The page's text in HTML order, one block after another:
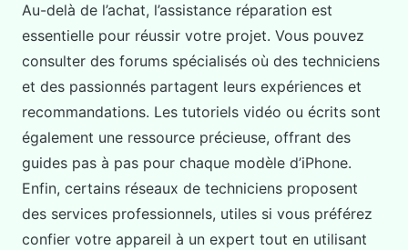
Au-delà de l’achat, l’assistance réparation est
essentielle pour réussir votre projet. Vous pouvez
consulter des forums spécialisés où des techniciens
et des passionnés partagent leurs expériences et
recommandations. Les tutoriels vidéo ou écrits sont
également une ressource précieuse, offrant des
guides pas à pas pour chaque modèle d’iPhone.
Enfin, certains réseaux de techniciens proposent
des services professionnels, utiles si vous préférez
confier votre appareil à un expert tout en utilisant